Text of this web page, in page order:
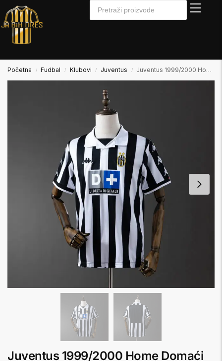
Početna / Fudbal / Klubovi / Juventus / Juventus 1999/2000 Home Domaći
Juventus 1999/2000 Home Domaći